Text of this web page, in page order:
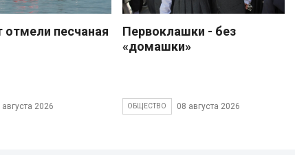
песчаная
августа 2026
Первоклашки - без
«домашки»
ОБЩЕСТВО 08 августа 2026